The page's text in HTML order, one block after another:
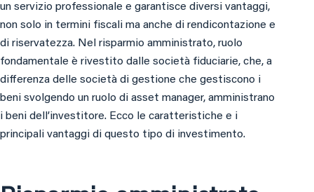
un servizio professionale e garantisce diversi vantaggi,
non solo in termini fiscali ma anche di rendicontazione e
di riservatezza. Nel risparmio amministrato, ruolo
fondamentale è rivestito dalle società fiduciarie, che, a
differenza delle società di gestione che gestiscono i
beni svolgendo un ruolo di asset manager, amministrano
i beni dell’investitore. Ecco le caratteristiche e i
principali vantaggi di questo tipo di investimento.